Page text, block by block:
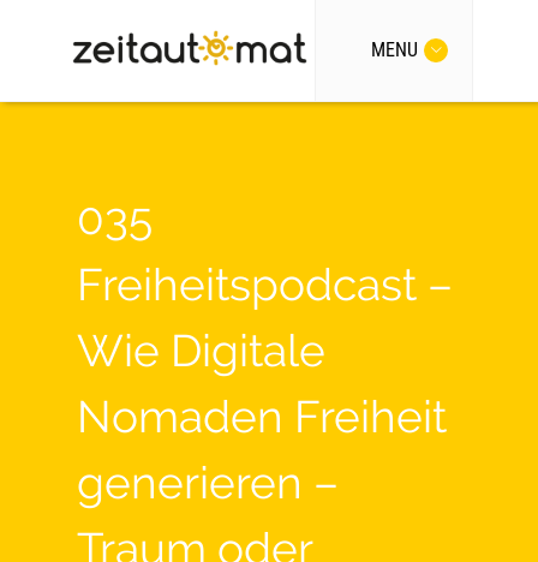
MENU
035
Freiheitspodcast –
Wie Digitale
Nomaden Freiheit
generieren –
Traum oder